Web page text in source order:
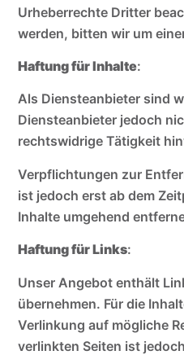
Urheberrechte Dritter
werden, bitten wir um
Haftung für Inhalte:
Als Diensteanbieter sind
Diensteanbieter jedoch
rechtswidrige Tätigkeit
Verpflichtungen zur
ist jedoch erst ab dem
Inhalte umgehend
Haftung für Links:
Unser Angebot enthält
übernehmen. Für die
Verlinkung auf mögliche
verlinkten Seiten ist